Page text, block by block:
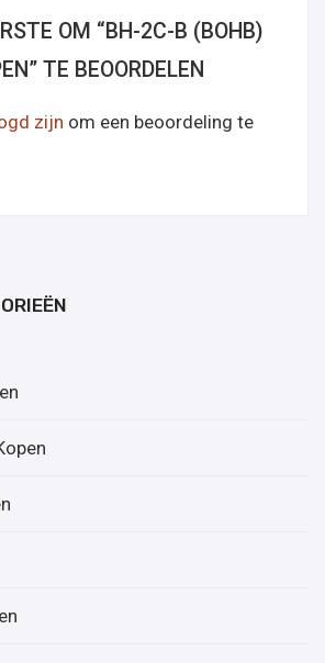
OM “ΒH-2C-B (BOHB)
TE BEOORDELEN
zijn om een beoordeling te